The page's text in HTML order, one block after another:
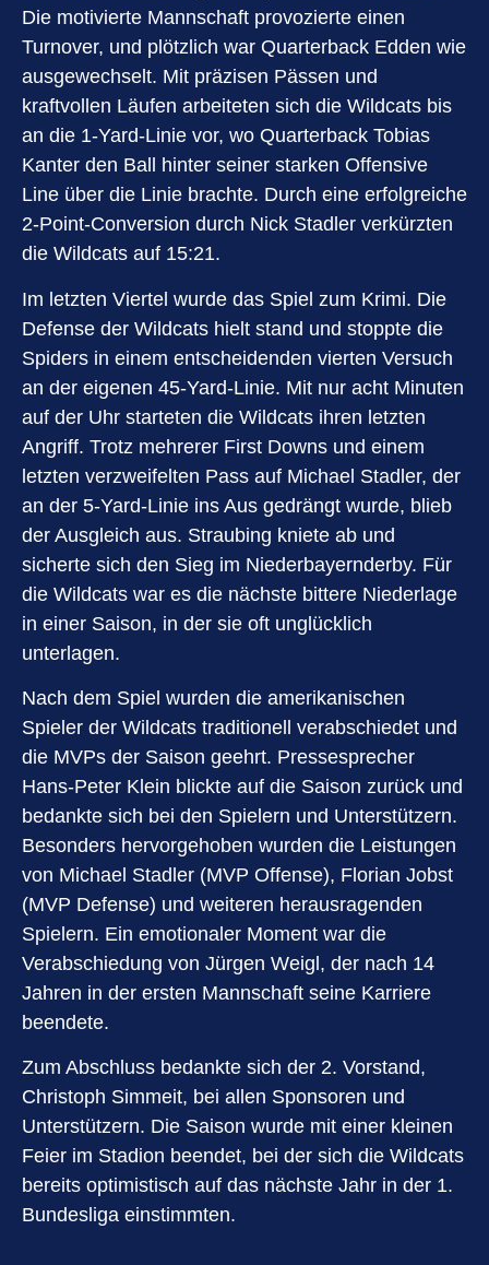
Die motivierte Mannschaft provozierte einen
Turnover, und plötzlich war Quarterback Edden wie
ausgewechselt. Mit präzisen Pässen und
kraftvollen Läufen arbeiteten sich die Wildcats bis
an die 1-Yard-Linie vor, wo Quarterback Tobias
Kanter den Ball hinter seiner starken Offensive
Line über die Linie brachte. Durch eine erfolgreiche
2-Point-Conversion durch Nick Stadler verkürzten
die Wildcats auf 15:21.
Im letzten Viertel wurde das Spiel zum Krimi. Die
Defense der Wildcats hielt stand und stoppte die
Spiders in einem entscheidenden vierten Versuch
an der eigenen 45-Yard-Linie. Mit nur acht Minuten
auf der Uhr starteten die Wildcats ihren letzten
Angriff. Trotz mehrerer First Downs und einem
letzten verzweifelten Pass auf Michael Stadler, der
an der 5-Yard-Linie ins Aus gedrängt wurde, blieb
der Ausgleich aus. Straubing kniete ab und
sicherte sich den Sieg im Niederbayernderby. Für
die Wildcats war es die nächste bittere Niederlage
in einer Saison, in der sie oft unglücklich
unterlagen.
Nach dem Spiel wurden die amerikanischen
Spieler der Wildcats traditionell verabschiedet und
die MVPs der Saison geehrt. Pressesprecher
Hans-Peter Klein blickte auf die Saison zurück und
bedankte sich bei den Spielern und Unterstützern.
Besonders hervorgehoben wurden die Leistungen
von Michael Stadler (MVP Offense), Florian Jobst
(MVP Defense) und weiteren herausragenden
Spielern. Ein emotionaler Moment war die
Verabschiedung von Jürgen Weigl, der nach 14
Jahren in der ersten Mannschaft seine Karriere
beendete.
Zum Abschluss bedankte sich der 2. Vorstand,
Christoph Simmeit, bei allen Sponsoren und
Unterstützern. Die Saison wurde mit einer kleinen
Feier im Stadion beendet, bei der sich die Wildcats
bereits optimistisch auf das nächste Jahr in der 1.
Bundesliga einstimmten.